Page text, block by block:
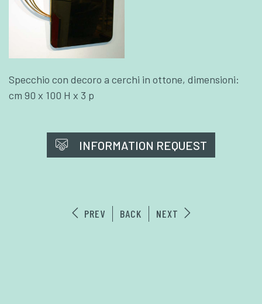
Specchio con decoro a cerchi in ottone, dimensioni:
cm 90 x 100 H x 3 p
INFORMATION REQUEST
PREV BACK NEXT